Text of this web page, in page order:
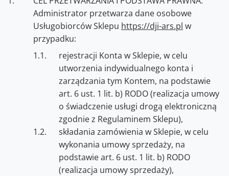
Administrator przetwarza dane osobowe
Usługobiorców Sklepu https://dji-ars.pl w
przypadku:
rejestracji Konta w Sklepie, w celu
utworzenia indywidualnego konta i
zarządzania tym Kontem, na podstawie
art. 6 ust. 1 lit. b) RODO (realizacja umowy
o świadczenie usługi drogą elektroniczną
zgodnie z Regulaminem Sklepu),
składania zamówienia w Sklepie, w celu
wykonania umowy sprzedaży, na
podstawie art. 6 ust. 1 lit. b) RODO
(realizacja umowy sprzedaży),